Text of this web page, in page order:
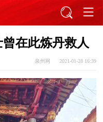
在此炼丹救人
泉州网 2021-01-28 16:39